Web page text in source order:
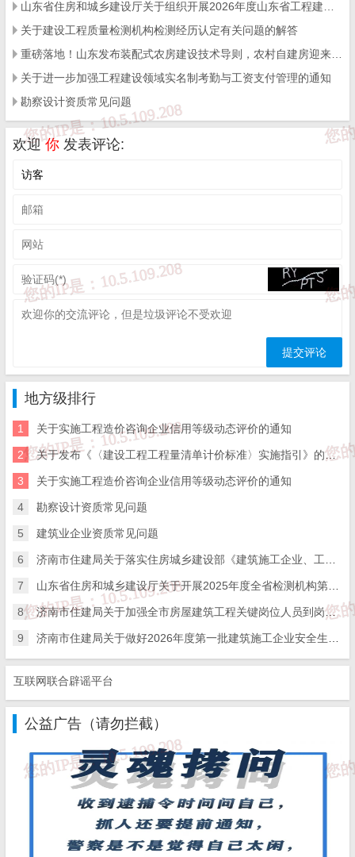
今年6月是全国第22个“安全生产月”。为认真贯彻落实习近平
总书记关于安全生产重要论述和重要指示批示精神，巩固提升安全
生产治理行动，深入推进重大事故隐患专项排查整治，根据 国家和
省关于“安全生产月”活动部署要求，结合住建工作实际，制定全省
住建系统2023年“安全生产月”活动实施方案如下。
和指示批示要求，贯彻落实安全生产法、安全生产十五条措施和安
全生产“八抓20条”创新措施，坚持人民至上、生命至上，坚持统筹
牢安全红线意识，落实安全生产责任，切实提高风险隐患排查整改
质量，提升发现问题和解决问题的强烈意愿和能力水平，持续深入
开展有力度、有亮点、有成效的“安全生产月”活动，进一步提升全
社会安全意识和避险逃生能力，坚决防范遏制各类事故发生。
二、活动主题时间
活动主题：人人讲安全、个个会应急。
三、重点任务措施
（一）深入开展学习培训
1.深学重要论述。以理论学习为先导，推动习近平总书记关
于安全生产重要论述入脑入心。住房城乡建设
业单位，要紧紧围绕习近平总书记关于安全生产特别是安全红线重
要论述，通过理论专题学习、课堂培训以及“晨会”“公开课”“大家
谈”“班组会”等形式，开展集中学习和交流讨论，以非常明确、非常
强烈、非常坚定的态度牢固树立安全红线意识。
2.深学法律法规。全面学习贯彻《安全生产法》《消防法》
关于建设工程质量检测机构检测经历认定有关问题的解答
关于进一步加强工程建设领域实名制考勤与工资支付管理的通知
勘察设计资质常见问题
欢迎你 发表评论:
地方级排行
1 关于实施工程造价咨询企业信用等级动态评价的通知
2 关于发布《〈建设工程工程量清单计价标准〉实施指引》的通知
3 关于实施工程造价咨询企业信用等级动态评价的通知
4 勘察设计资质常见问题
5 建筑业企业资质常见问题
6 济南市住建局关于落实住房城乡建设部《建筑施工企业、工程项目安全生产管理机构设置及安全生产管理人员配备办法》的通知
7 山东省住房和城乡建设厅关于开展2025年度全省检测机构第二次能力验证工作的通知
8 济南市住建局关于加强全市房屋建筑工程关键岗位人员到岗履职数字化监管的通知
9 济南市住建局关于做好2026年度第一批建筑施工企业安全生产管理人员考试报名工作的通知
网联合辟谣平台
公益广告（请勿拦截）